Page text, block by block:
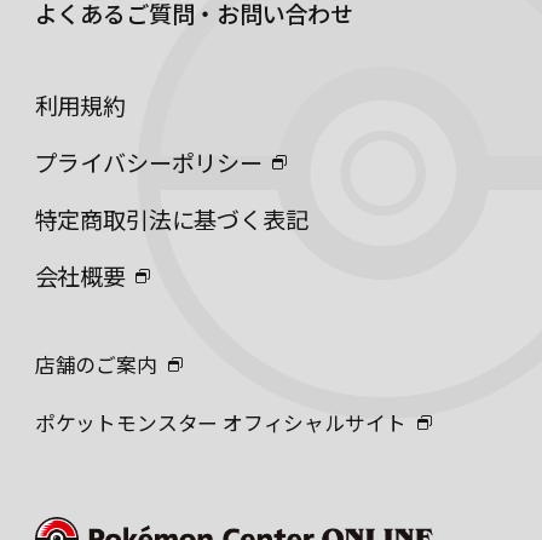
よくあるご質問・お問い合わせ
利用規約
プライバシーポリシー
特定商取引法に基づく表記
会社概要
店舗のご案内
ポケットモンスター オフィシャルサイト